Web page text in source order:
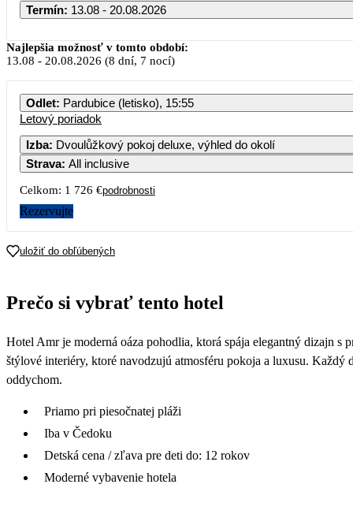
Termín: 13.08 - 20.08.2026
Najlepšia možnosť v tomto období:
13.08 - 20.08.2026 (8 dní, 7 nocí)
Odlet: Pardubice (letisko), 15:55
Letový poriadok
Izba: Dvoulůžkový pokoj deluxe, výhled do okolí
Strava: All inclusive
Celkom: 1 726 €podrobnosti
Rezervujte
uložiť do obľúbených
Prečo si vybrať tento hotel
Hotel Amr je moderná oáza pohodlia, ktorá spája elegantný dizajn
štýlové interiéry, ktoré navodzujú atmosféru pokoja a luxusu.
oddychom.
Priamo pri piesočnatej pláži
Iba v Čedoku
Detská cena / zľava pre deti do: 12 rokov
Moderné vybavenie hotela